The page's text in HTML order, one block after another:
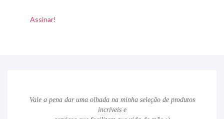
Vale a pena dar uma olhada na minha seleção de produtos
incríveis e